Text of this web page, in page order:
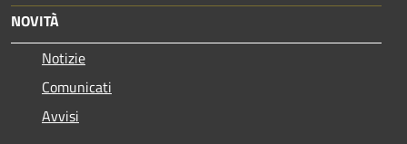
NOVITÀ
Notizie
Comunicati
Avvisi